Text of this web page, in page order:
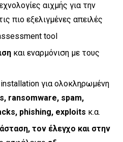
αιχμής για την
πιο εξελιγμένες απειλές
tool
και εναρμόνιση με τους
για ολοκληρωμένη
ransomware, spam,
phishing, exploits κ.α.
τον έλεγχο και στην